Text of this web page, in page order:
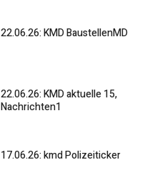
22.06.26: KMD BaustellenMD
22.06.26: KMD aktuelle 15,
Nachrichten1
17.06.26: kmd Polizeiticker